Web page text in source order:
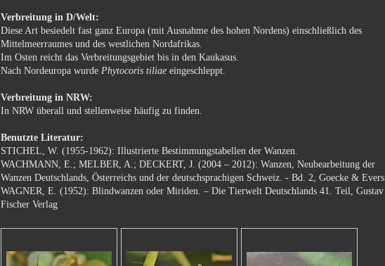
Verbreitung in D/Welt:
Diese Art besiedelt fast ganz Europa (mit Ausnahme des hohen Nordens) einschließlich des
Mittelmeerraumes und des westlichen Nordafrikas.
Im Osten reicht das Verbreitungsgebiet bis in den Kaukasus.
Nach Nordeuropa wurdePhytocoris tiliae eingeschleppt.
Verbreitung in NRW:
In NRW überall und stellenweise häufig zu finden.
Benutzte Literatur:
STICHEL, W. (1955-1962): Illustrierte Bestimmungstabellen der Wanzen.
WACHMANN, E.; MELBER, A.; DECKERT, J. (2004 – 2012): Wanzen, Neubearbeitung der
Wanzen Deutschlands, Österreichs und der deutschsprachigen Schweiz. - Bd. 2, Goecke & Evers
WAGNER, E. (1952): Blindwanzen oder Miriden. – Die Tierwelt Deutschlands 41. Teil, Gustav
Fischer Verlag